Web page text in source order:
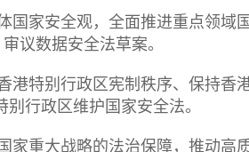
家安全观，全面推进重点领域
议数据安全法草案。
特别行政区宪制秩序、保持香
别行政区维护国家安全法。
重大战略的法治保障，推动高